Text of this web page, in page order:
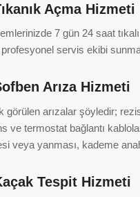
Açma Hizmeti
7 gün 24 saat
servis ekibi
Arıza Hizmeti
görülen arızalar şöyledir;
ve termostat bağlantı
veya yanması, kademe
Tespit Hizmeti